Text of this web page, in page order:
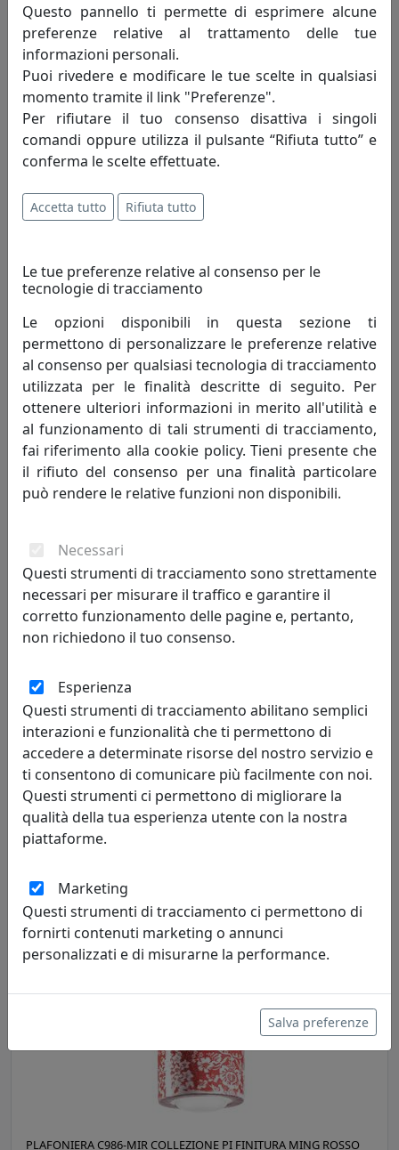
PESCA
Ferroluce
207,00 €
Ferroluce
199,00 €
PLAFONIERA C986-MIB COLLEZIONE PI FINITURA MING BLU
199,00 €
PLAFONIERA C986-MIR COLLEZIONE PI FINITURA MING ROSSO
Questo pannello ti permette di esprimere alcune
preferenze relative al trattamento delle tue
informazioni personali.
Puoi rivedere e modificare le tue scelte in qualsiasi
momento tramite il link "Preferenze".
Per rifiutare il tuo consenso disattiva i singoli
comandi oppure utilizza il pulsante “Rifiuta tutto” e
conferma le scelte effettuate.
Accetta tutto Rifiuta tutto
Le tue preferenze relative al consenso per le
tecnologie di tracciamento
Le opzioni disponibili in questa sezione ti
permettono di personalizzare le preferenze relative
al consenso per qualsiasi tecnologia di tracciamento
utilizzata per le finalità descritte di seguito. Per
ottenere ulteriori informazioni in merito all'utilità e
al funzionamento di tali strumenti di tracciamento,
fai riferimento alla cookie policy. Tieni presente che
il rifiuto del consenso per una finalità particolare
può rendere le relative funzioni non disponibili.
Necessari
Questi strumenti di tracciamento sono strettamente
necessari per misurare il traffico e garantire il
corretto funzionamento delle pagine e, pertanto,
non richiedono il tuo consenso.
Esperienza
Questi strumenti di tracciamento abilitano semplici
interazioni e funzionalità che ti permettono di
accedere a determinate risorse del nostro servizio e
ti consentono di comunicare più facilmente con noi.
Questi strumenti ci permettono di migliorare la
qualità della tua esperienza utente con la nostra
piattaforme.
Marketing
Questi strumenti di tracciamento ci permettono di
fornirti contenuti marketing o annunci
personalizzati e di misurarne la performance.
Salva preferenze